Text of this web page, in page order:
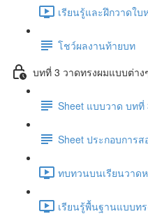
เรียนรู้และฝึกวาดใ
โชว์ผลงานท้ายบท
บทที่ 3 วาดทรงผมแบบต่าง
Sheet แบบวาด บทที่
Sheet ประกอบการ
ทบทวนบนเรียนวาด
เรียนรู้พื้นฐานแบบท